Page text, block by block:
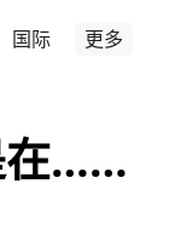
国际 更多
在……